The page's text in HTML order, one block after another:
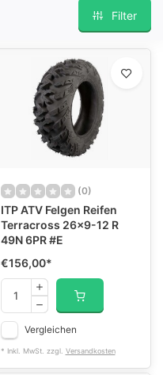
Filter
(0)
ITP ATV Felgen Reifen
Terracross 26x9-12 R
49N 6PR #E
€156,00*
Vergleichen
* Inkl. MwSt. zzgl. Versandkosten